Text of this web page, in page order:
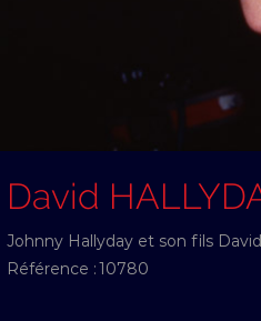
David
Johnny Hallyday et son fils
Référence :10780